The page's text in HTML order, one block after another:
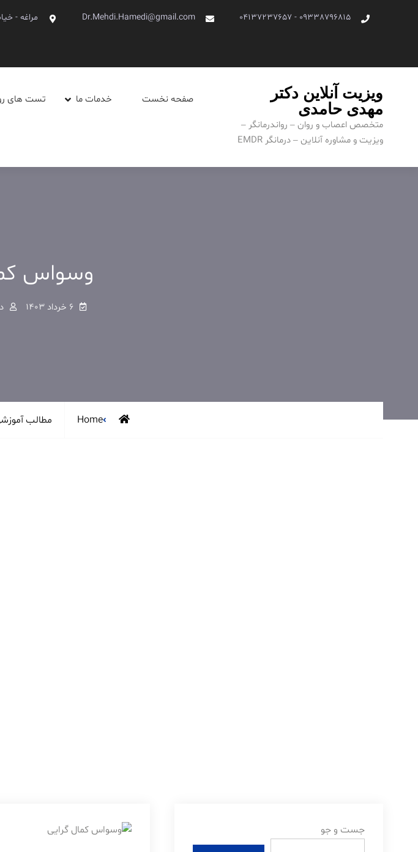
09338796815 - 04137237657
Dr.Mehdi.Hamedi@gmail.com مراغه -
ویزیت آنلاین دکتر
مهدی حامدی
متخصص اعصاب و روان – رواندرمانگر –
ویزیت و مشاوره آنلاین – درمانگر EMDR
صفحه نخست خدمات ما تست های
وسواس
6 خرداد 1403
Home مطالب
جست و جو